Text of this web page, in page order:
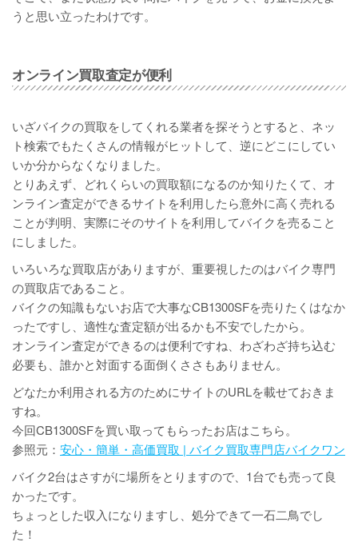
うと思い立ったわけです。
オンライン買取査定が便利
いざバイクの買取をしてくれる業者を探そうとすると、ネッ
ト検索でもたくさんの情報がヒットして、逆にどこにしてい
いか分からなくなりました。
とりあえず、どれくらいの買取額になるのか知りたくて、オ
ンライン査定ができるサイトを利用したら意外に高く売れる
ことが判明、実際にそのサイトを利用してバイクを売ること
にしました。
いろいろな買取店がありますが、重要視したのはバイク専門
の買取店であること。
バイクの知識もないお店で大事なCB1300SFを売りたくはなか
ったですし、適性な査定額が出るかも不安でしたから。
オンライン査定ができるのは便利ですね、わざわざ持ち込む
必要も、誰かと対面する面倒くささもありません。
どなたか利用される方のためにサイトのURLを載せておきま
すね。
今回CB1300SFを買い取ってもらったお店はこちら。
参照元： 安心・簡単・高価買取 | バイク買取専門店バイクワン
バイク2台はさすがに場所をとりますので、1台でも売って良
かったです。
ちょっとした収入になりますし、処分できて一石二鳥でし
た！